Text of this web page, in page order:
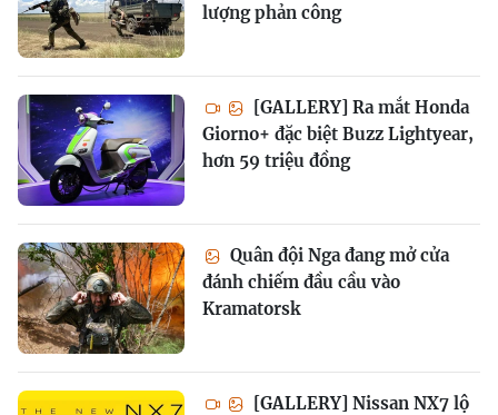
lượng phản công
[GALLERY] Ra mắt Honda
Giorno+ đặc biệt Buzz Lightyear,
hơn 59 triệu đồng
Quân đội Nga đang mở cửa
đánh chiếm đầu cầu vào
Kramatorsk
[GALLERY] Nissan NX7 lộ